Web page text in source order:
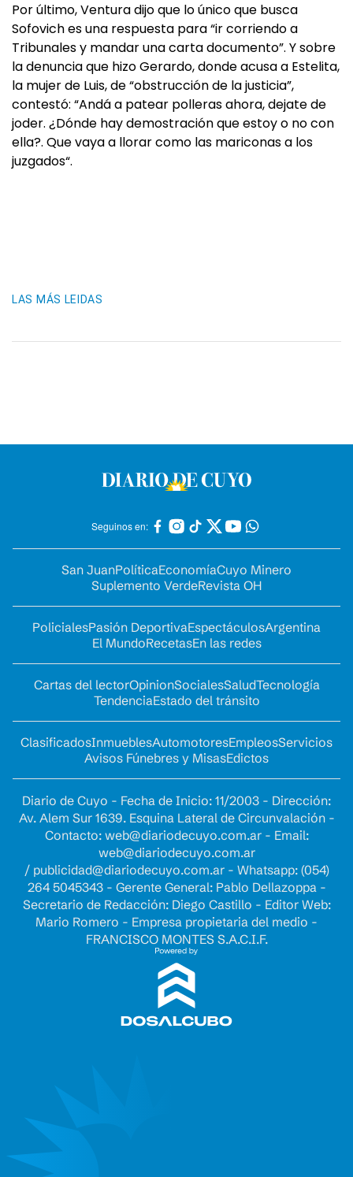
Por último, Ventura dijo que lo único que busca
Sofovich es una respuesta para “ir corriendo a
Tribunales y mandar una carta documento”. Y sobre
la denuncia que hizo Gerardo, donde acusa a Estelita,
la mujer de Luis, de “obstrucción de la justicia”,
contestó: “Andá a patear polleras ahora, dejate de
joder. ¿Dónde hay demostración que estoy o no con
ella?. Que vaya a llorar como las mariconas a los
juzgados“.
LAS MÁS LEIDAS
Seguinos en:
San JuanPolíticaEconomíaCuyo Minero
Suplemento VerdeRevista OH
PolicialesPasión DeportivaEspectáculosArgentina
El MundoRecetasEn las redes
Cartas del lectorOpinionSocialesSaludTecnología
TendenciaEstado del tránsito
ClasificadosInmueblesAutomotoresEmpleosServicios
Avisos Fúnebres y MisasEdictos
Diario de Cuyo - Fecha de Inicio: 11/2003 - Dirección:
Av. Alem Sur 1639. Esquina Lateral de Circunvalación -
Contacto: web@diariodecuyo.com.ar- Email:
web@diariodecuyo.com.ar
/ publicidad@diariodecuyo.com.ar- Whatsapp: (054)
264 5045343 - Gerente General: Pablo Dellazoppa -
Secretario de Redacción: Diego Castillo - Editor Web:
Mario Romero - Empresa propietaria del medio -
FRANCISCO MONTES S.A.C.I.F.